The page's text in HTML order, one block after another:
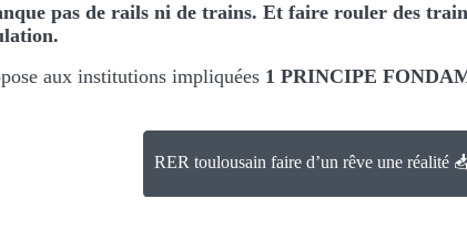
pas de rails ni de trains. Et faire rouler des
aux institutions impliquées 1 PRINCIPE
RER toulousain faire d’un rêve une réalité